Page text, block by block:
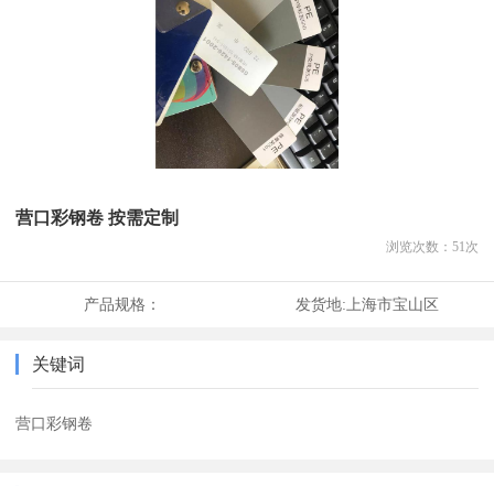
营口彩钢卷 按需定制
浏览次数： 51次
产品规格： 发货地: 上海市宝山区
关键词
营口彩钢卷